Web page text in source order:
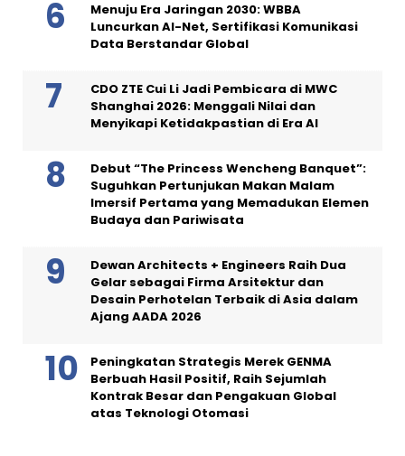
Menuju Era Jaringan 2030: WBBA
Luncurkan AI-Net, Sertifikasi Komunikasi
Data Berstandar Global
CDO ZTE Cui Li Jadi Pembicara di MWC
Shanghai 2026: Menggali Nilai dan
Menyikapi Ketidakpastian di Era AI
Debut “The Princess Wencheng Banquet”:
Suguhkan Pertunjukan Makan Malam
Imersif Pertama yang Memadukan Elemen
Budaya dan Pariwisata
Dewan Architects + Engineers Raih Dua
Gelar sebagai Firma Arsitektur dan
Desain Perhotelan Terbaik di Asia dalam
Ajang AADA 2026
Peningkatan Strategis Merek GENMA
Berbuah Hasil Positif, Raih Sejumlah
Kontrak Besar dan Pengakuan Global
atas Teknologi Otomasi